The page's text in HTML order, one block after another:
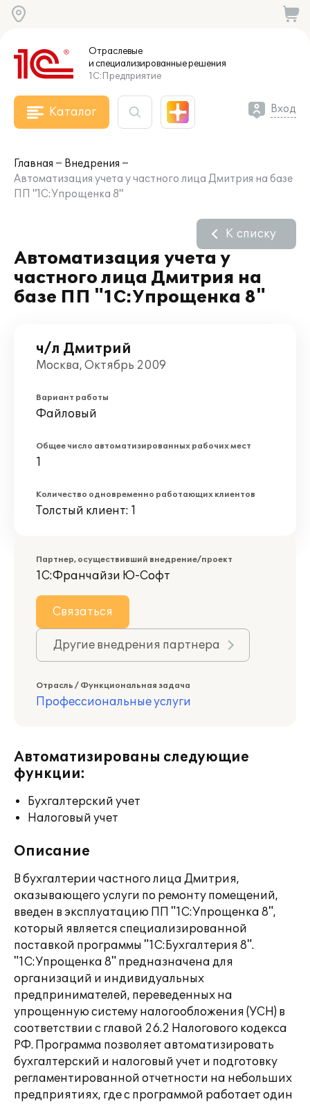
Отраслевые
и специализированныерешения
1С:Предприятие
Каталог Вход
Главная
Внедрения
Автоматизация учета у частного лица Дмитрия на базе
ПП "1С:Упрощенка 8"
Автоматизация учета у
частного лица Дмитрия на
базе ПП "1С:Упрощенка 8"
К списку
ч/л Дмитрий
Москва, Октябрь 2009
Вариант работы
Файловый
Общее число автоматизированных рабочих мест
1
Количество одновременно работающих клиентов
Толстый клиент: 1
Партнер, осуществивший внедрение/проект
1С:Франчайзи Ю-Софт
Связаться
Другие внедрения партнера
Отрасль / Функциональная задача
Профессиональные услуги
Автоматизированы следующие
функции:
Бухгалтерский учет
Налоговый учет
Описание
В бухгалтерии частного лица Дмитрия,
оказывающего услуги по ремонту помещений,
введен в эксплуатацию ПП "1С:Упрощенка 8",
который является специализированной
поставкой программы "1С:Бухгалтерия 8".
"1С:Упрощенка 8" предназначена для
организаций и индивидуальных
предпринимателей, переведенных на
упрощенную систему налогообложения (УСН) в
соответствии с главой 26.2 Налогового кодекса
РФ. Программа позволяет автоматизировать
бухгалтерский и налоговый учет и подготовку
регламентированной отчетности на небольших
предприятиях, где с программой работает один